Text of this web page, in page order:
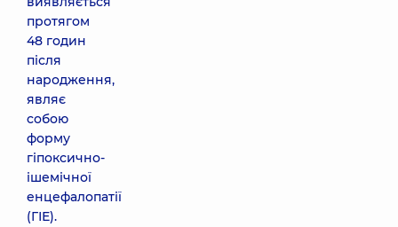
протягом
48 годин
після
народження,
являє
собою
форму
гіпоксично-
ішемічної
енцефалопатії
(ГІЕ).